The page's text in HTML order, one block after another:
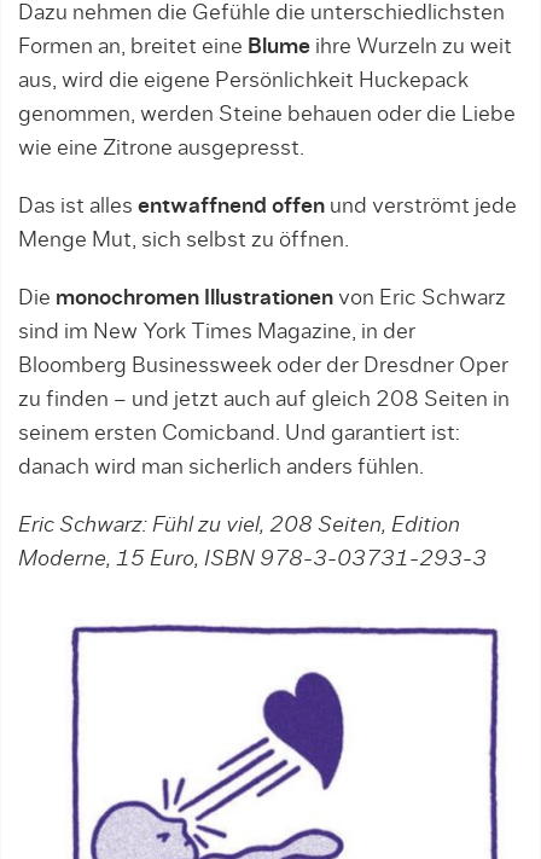
Dazu nehmen die Gefühle die unterschiedlichsten
Formen an, breitet eine Blume ihre Wurzeln zu weit
aus, wird die eigene Persönlichkeit Huckepack
genommen, werden Steine behauen oder die Liebe
wie eine Zitrone ausgepresst.
Das ist alles entwaffnend offen und verströmt jede
Menge Mut, sich selbst zu öffnen.
Die monochromen Illustrationen von Eric Schwarz
sind im New York Times Magazine, in der
Bloomberg Businessweek oder der Dresdner Oper
zu finden – und jetzt auch auf gleich 208 Seiten in
seinem ersten Comicband. Und garantiert ist:
danach wird man sicherlich anders fühlen.
Eric Schwarz: Fühl zu viel, 208 Seiten, Edition
Moderne, 15 Euro, ISBN 978-3-03731-293-3